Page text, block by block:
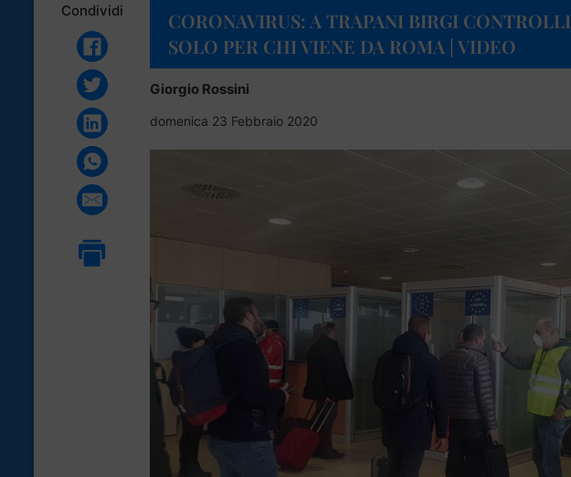
Condividi
CORONAVIRUS: A TRAPANI BIRGI CONTROLLI
SOLO PER CHI VIENE DA ROMA | VIDEO
Giorgio Rossini
domenica 23 Febbraio 2020